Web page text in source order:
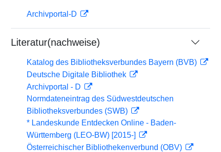
Archivportal-D
Literatur(nachweise)
Katalog des Bibliotheksverbundes Bayern (BVB)
Deutsche Digitale Bibliothek
Archivportal - D
Normdateneintrag des Südwestdeutschen
Bibliotheksverbundes (SWB)
* Landeskunde Entdecken Online - Baden-
Württemberg (LEO-BW) [2015-]
Österreichischer Bibliothekenverbund (OBV)